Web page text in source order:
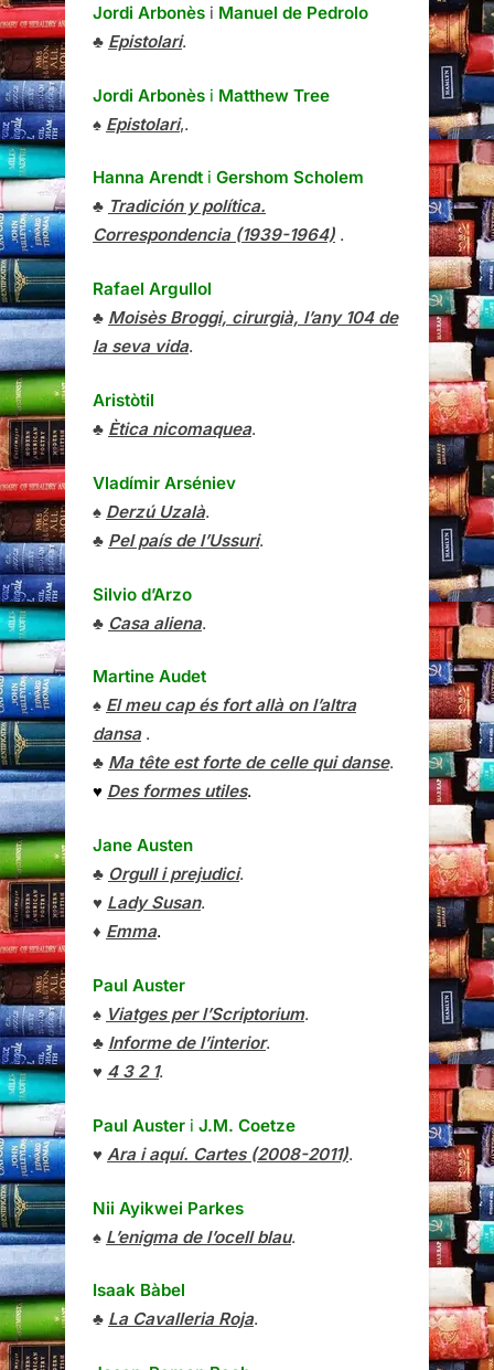
Jordi Arbonès i Manuel de Pedrolo
♣ Epistolari.
Jordi Arbonès i Matthew Tree
♠ Epistolari,.
Hanna Arendt i Gershom Scholem
♣ Tradición y política.
Correspondencia (1939-1964) .
Rafael Argullol
♣ Moisès Broggi, cirurgià, l’any 104 de
la seva vida.
Aristòtil
♣ Ètica nicomaquea.
Vladímir Arséniev
♠ Derzú Uzalà.
♣ Pel país de l’Ussuri.
Silvio d’Arzo
♣ Casa aliena.
Martine Audet
♠ El meu cap és fort allà on l’altra
dansa.
♣ Ma tête est forte de celle qui danse.
♥ Des formes utiles.
Jane Austen
♣ Orgull i prejudici.
♥ Lady Susan.
♦ Emma.
Paul Auster
♠ Viatges per l’Scriptorium.
♣ Informe de l’interior.
♥ 4 3 2 1.
Paul Auster i J.M. Coetze
♥ Ara i aquí. Cartes (2008-2011).
Nii Ayikwei Parkes
♠ L’enigma de l’ocell blau.
Isaak Bàbel
♣ La Cavalleria Roja.